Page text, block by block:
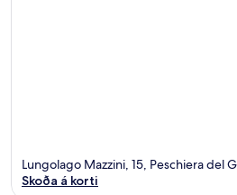
Lungolago Mazzini, 15, Peschiera del
Skoða á korti